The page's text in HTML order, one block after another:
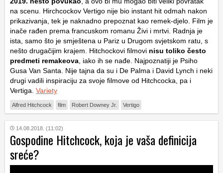
na scenu. Hirchcockov Vertigo nije bio instant hit odmah nakon
prikazivanja, tek je naknadno prepoznat kao remek-djelo. Film je
inače rađen prema francuskom romanu Živi i mrtvi. Radnja je
ista, samo što je smještena u Pariz u Drugom svjetskom ratu, s
nešto drugačijim krajem. Hitchockovi filmovi nisu toliko često
predmeti remakeova, iako ih se nađe. Najpoznatiji je Psiho
Gusa Van Santa. Nije tajna da su i De Palma i David Lynch i neki
drugi vadili inspiraciju za svoje filmove od Hitchcocka, pa i
Vertiga. Variety
Alfred Hitchcock film Robert Downey Jr. Vertigo
14.08.2018. (11:02)
Gospodine Hitchcock, koja je vaša definicija
sreće?